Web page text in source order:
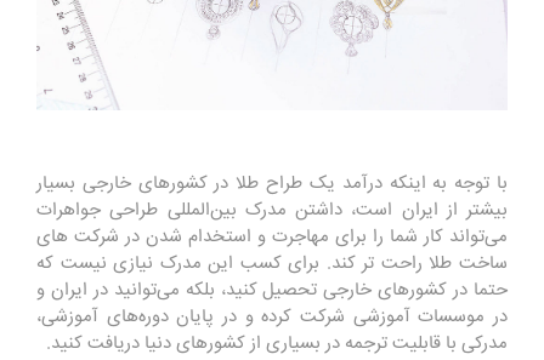
با توجه به اینکه درآمد یک طراح طلا در کشورهای خارجی بسیار
بیشتر از ایران است، داشتن مدرک بین‌المللی طراحی جواهرات
می‌تواند کار شما را برای مهاجرت و استخدام شدن در شرکت ‌های
ساخت طلا راحت ‌تر کند. برای کسب این مدرک نیازی نیست که
حتما در کشورهای خارجی تحصیل کنید، بلکه می‌توانید در ایران و
در موسسات آموزشی شرکت کرده و در پایان دوره‌های آموزشی،
مدرکی با قابلیت ترجمه در بسیاری از کشورهای دنیا دریافت کنید.